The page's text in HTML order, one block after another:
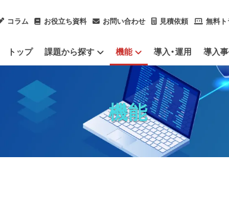
コラム お役立ち資料 お問い合わせ 見積依頼 無料
トップ 課題から探す
内部不正による情報漏洩を防止したい
ChatGPTのセキュリティ対策をしたい
ソフトウェアのライセンスを管理したい
IT資産管理ツールをクラウド化したい P
社内ヘルプデスク業務を効率化したい
機能
情報漏洩対策
IT資産管理
集計・レポート
運用管理支援ほか
導入・運用 導入
機能